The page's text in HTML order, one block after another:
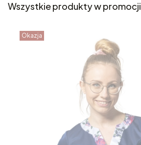
Wszystkie produkty w promocji
Okazja